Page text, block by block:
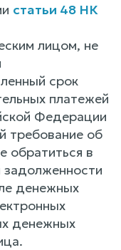
статьи 48 НК
лицом, не
срок
платежей
Федерации
требование об
обратиться в
задолженности
денежных
денежных